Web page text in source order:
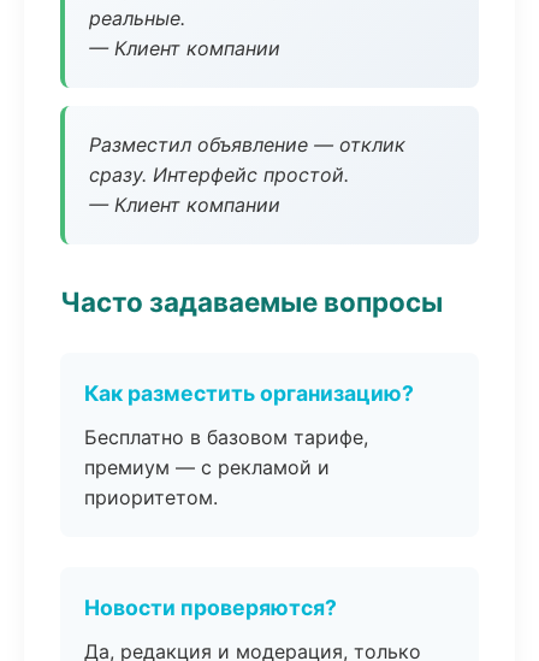
реальные.
— Клиент компании
Разместил объявление — отклик
сразу. Интерфейс простой.
— Клиент компании
Часто задаваемые вопросы
Как разместить организацию?
Бесплатно в базовом тарифе,
премиум — с рекламой и
приоритетом.
Новости проверяются?
Да, редакция и модерация, только